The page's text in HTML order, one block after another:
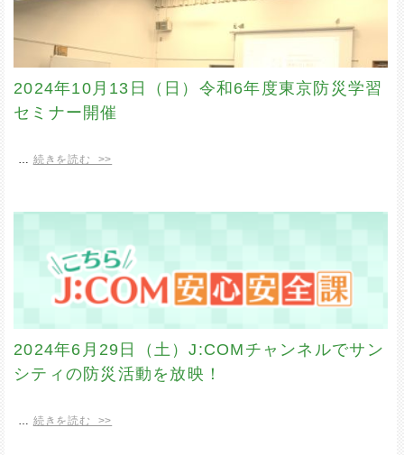
2024年10月13日（日）令和6年度東京防災学習
セミナー開催
… 続きを読む >>
2024年6月29日（土）J:COMチャンネルでサン
シティの防災活動を放映！
… 続きを読む >>